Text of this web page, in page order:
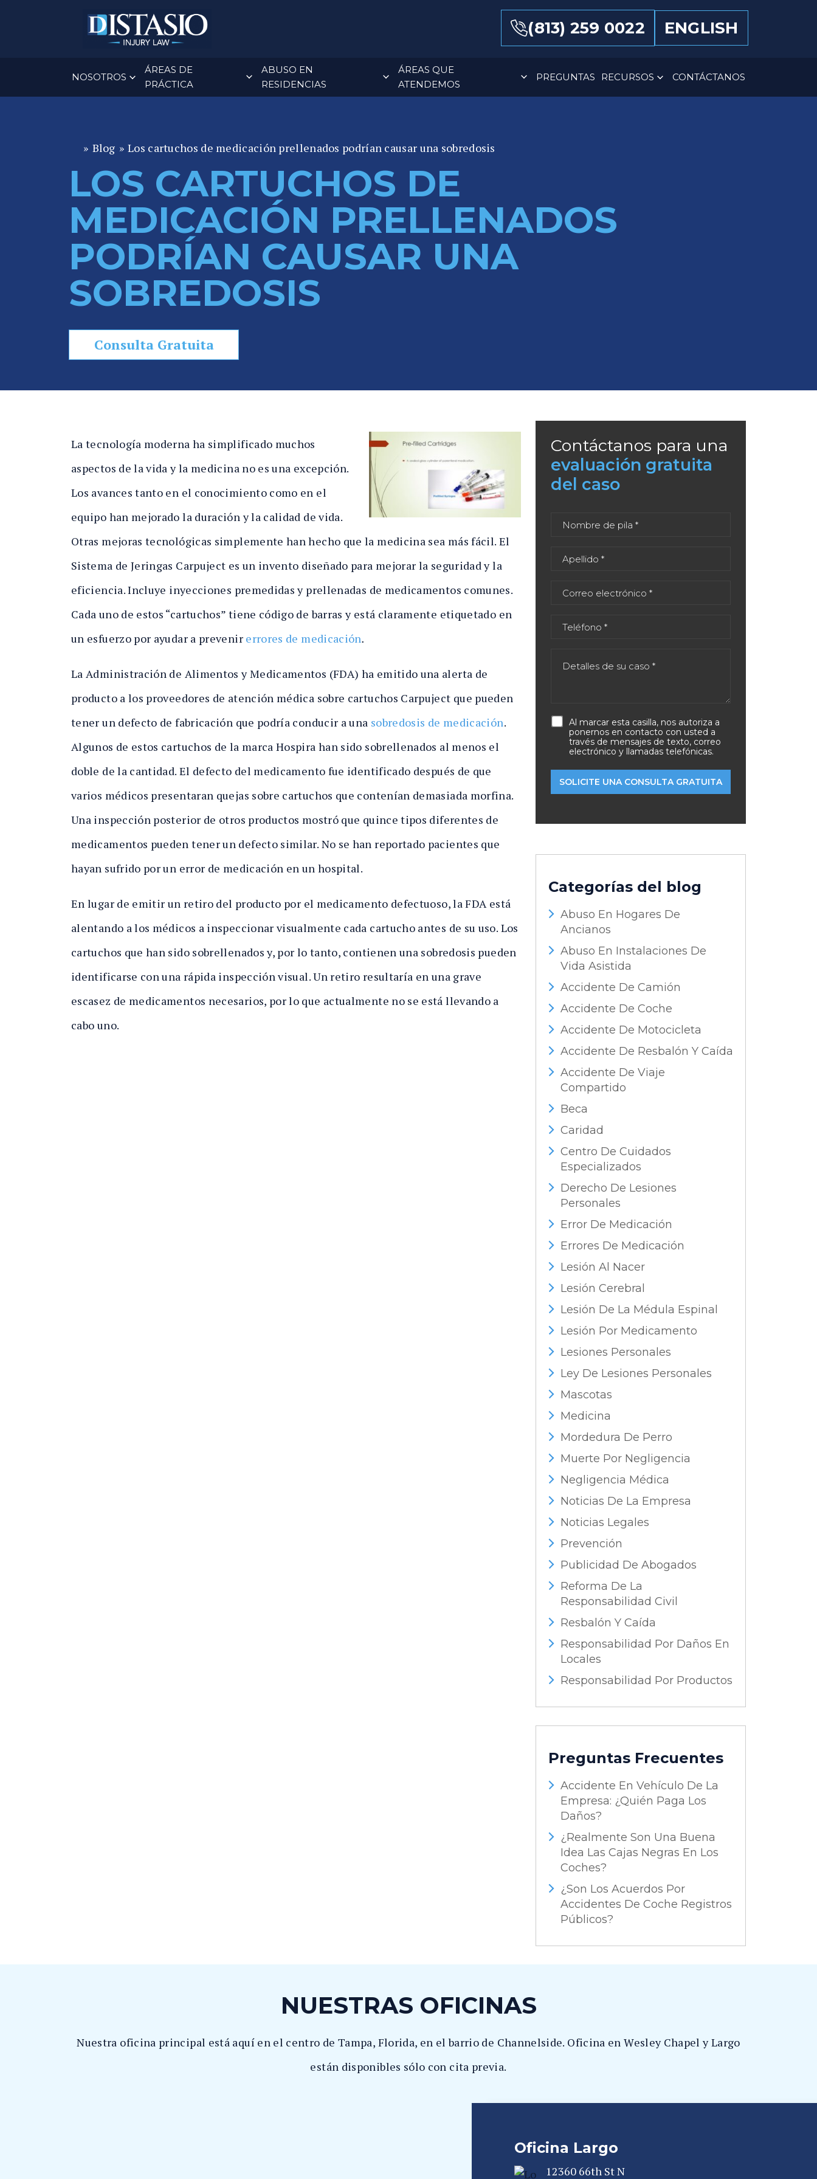
(813) 259 0022 ENGLISH
NOSOTROS
ÁREAS DE
PRÁCTICA
ABUSO EN
RESIDENCIAS
ÁREAS QUE
ATENDEMOS
PREGUNTAS RECURSOS CONTÁCTANOS
b
d
d
e
P
al
ry
n
Fl
id
a
» Blog » Los cartuchos de medicación prellenados podrían causar una sobredosis
LOS CARTUCHOS DE
MEDICACIÓN PRELLENADOS
PODRÍAN CAUSAR UNA
SOBREDOSIS
Consulta Gratuita
La tecnología moderna ha simplificado muchos
aspectos de la vida y la medicina no es una excepción.
Los avances tanto en el conocimiento como en el
equipo han mejorado la duración y la calidad de vida.
Otras mejoras tecnológicas simplemente han hecho que la medicina sea más fácil. El
Sistema de Jeringas Carpuject es un invento diseñado para mejorar la seguridad y la
eficiencia. Incluye inyecciones premedidas y prellenadas de medicamentos comunes.
Cada uno de estos “cartuchos” tiene código de barras y está claramente etiquetado en
un esfuerzo por ayudar a prevenir errores de medicación.
La Administración de Alimentos y Medicamentos (FDA) ha emitido una alerta de
producto a los proveedores de atención médica sobre cartuchos Carpuject que pueden
tener un defecto de fabricación que podría conducir a una sobredosis de medicación.
Algunos de estos cartuchos de la marca Hospira han sido sobrellenados al menos el
doble de la cantidad. El defecto del medicamento fue identificado después de que
varios médicos presentaran quejas sobre cartuchos que contenían demasiada morfina.
Una inspección posterior de otros productos mostró que quince tipos diferentes de
medicamentos pueden tener un defecto similar. No se han reportado pacientes que
hayan sufrido por un error de medicación en un hospital.
En lugar de emitir un retiro del producto por el medicamento defectuoso, la FDA está
alentando a los médicos a inspeccionar visualmente cada cartucho antes de su uso. Los
cartuchos que han sido sobrellenados y, por lo tanto, contienen una sobredosis pueden
identificarse con una rápida inspección visual. Un retiro resultaría en una grave
escasez de medicamentos necesarios, por lo que actualmente no se está llevando a
cabo uno.
Contáctanos para una
evaluación gratuita
del caso
Al marcar esta casilla, nos autoriza a
ponernos en contacto con usted a
través de mensajes de texto, correo
electrónico y llamadas telefónicas.
Categorías del blog
Abuso En Hogares De
Ancianos
Abuso En Instalaciones De
Vida Asistida
Accidente De Camión
Accidente De Coche
Accidente De Motocicleta
Accidente De Resbalón Y Caída
Accidente De Viaje
Compartido
Beca
Caridad
Centro De Cuidados
Especializados
Derecho De Lesiones
Personales
Error De Medicación
Errores De Medicación
Lesión Al Nacer
Lesión Cerebral
Lesión De La Médula Espinal
Lesión Por Medicamento
Lesiones Personales
Ley De Lesiones Personales
Mascotas
Medicina
Mordedura De Perro
Muerte Por Negligencia
Negligencia Médica
Noticias De La Empresa
Noticias Legales
Prevención
Publicidad De Abogados
Reforma De La
Responsabilidad Civil
Resbalón Y Caída
Responsabilidad Por Daños En
Locales
Responsabilidad Por Productos
Preguntas Frecuentes
Accidente En Vehículo De La
Empresa: ¿Quién Paga Los
Daños?
¿Realmente Son Una Buena
Idea Las Cajas Negras En Los
Coches?
¿Son Los Acuerdos Por
Accidentes De Coche Registros
Públicos?
NUESTRAS OFICINAS
Nuestra oficina principal está aquí en el centro de Tampa, Florida, en el barrio de Channelside. Oficina en Wesley Chapel y Largo
están disponibles sólo con cita previa.
Oficina Largo
12360 66th St N